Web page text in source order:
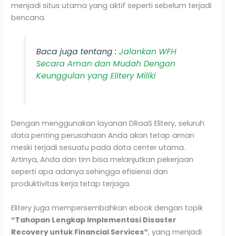
menjadi situs utama yang aktif seperti sebelum terjadi
bencana.
Baca juga tentang : Jalankan WFH
Secara Aman dan Mudah Dengan
Keunggulan yang Elitery Miliki
Dengan menggunakan layanan DRaaS Elitery, seluruh
data penting perusahaan Anda akan tetap aman
meski terjadi sesuatu pada data center utama.
Artinya, Anda dan tim bisa melanjutkan pekerjaan
seperti apa adanya sehingga efisiensi dan
produktivitas kerja tetap terjaga.
Elitery juga mempersembahkan ebook dengan topik
“Tahapan Lengkap Implementasi Disaster
Recovery untuk Financial Services”, yang menjadi